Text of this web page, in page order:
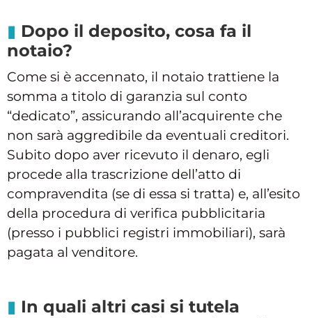
Dopo il deposito, cosa fa il
notaio?
Come si è accennato, il notaio trattiene la
somma a titolo di garanzia sul conto
“dedicato”, assicurando all’acquirente che
non sarà aggredibile da eventuali creditori.
Subito dopo aver ricevuto il denaro, egli
procede alla trascrizione dell’atto di
compravendita (se di essa si tratta) e, all’esito
della procedura di verifica pubblicitaria
(presso i pubblici registri immobiliari), sarà
pagata al venditore.
In quali altri casi si tutela